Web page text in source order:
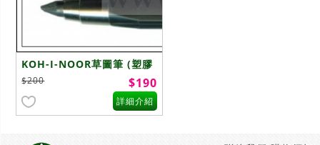
KOH-I-NOOR草圖筆 (塑膠
桿筆/三角)
$200 $190
詳細介紹